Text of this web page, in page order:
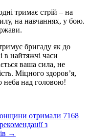
тримає стрій – на
на навчаннях, у бою.
бригаду як до
в найтяжчі часи
ваша сила, не
Міцного здоров’я,
неба над головою!
отримали 7168
з
→